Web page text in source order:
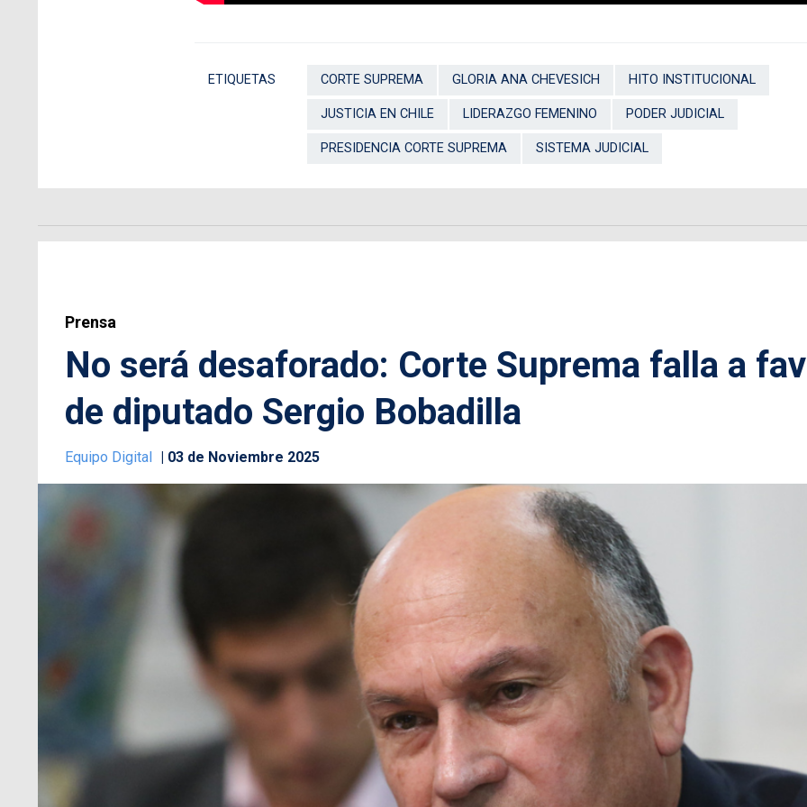
ETIQUETAS CORTE SUPREMA GLORIA ANA CHEVESICH HITO INSTITUCIONAL
JUSTICIA EN CHILE LIDERAZGO FEMENINO PODER JUDICIAL
PRESIDENCIA CORTE SUPREMA SISTEMA JUDICIAL
Prensa
No será desaforado: Corte Suprema falla a
de diputado Sergio Bobadilla
Equipo Digital 03 de Noviembre 2025